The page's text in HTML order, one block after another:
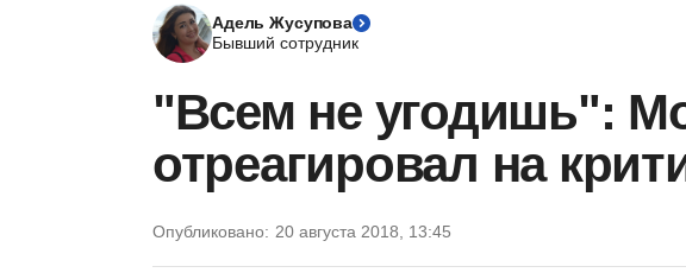
Адель Жусупова
Бывший сотрудник
"Всем не угодишь":
отреагировал на
Опубликовано: 20 августа 2018, 13:45